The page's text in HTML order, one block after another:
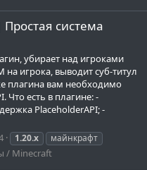
система
убирает над игроками
игрока, выводит суб-титул
плагина вам необходимо
Что есть в плагине: -
PlaceholderAPI; -
1.20.x
майнкрафт
/ Minecraft